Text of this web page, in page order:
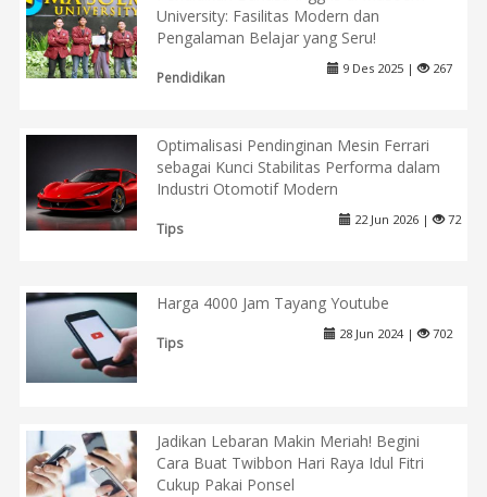
University: Fasilitas Modern dan
Pengalaman Belajar yang Seru!
Pendidikan
9 Des 2025 | 267
Optimalisasi Pendinginan Mesin Ferrari
sebagai Kunci Stabilitas Performa dalam
Industri Otomotif Modern
Tips
22 Jun 2026 | 72
Harga 4000 Jam Tayang Youtube
Tips
28 Jun 2024 | 702
Jadikan Lebaran Makin Meriah! Begini
Cara Buat Twibbon Hari Raya Idul Fitri
Cukup Pakai Ponsel